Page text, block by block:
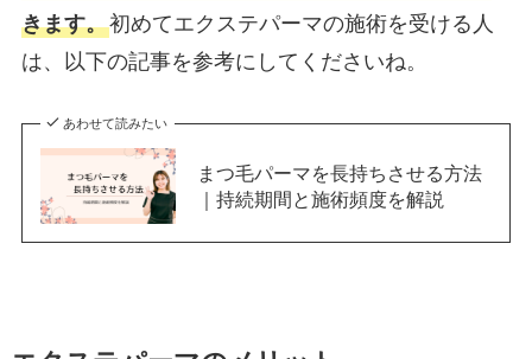
きます。初めてエクステパーマの施術を受ける人
は、以下の記事を参考にしてくださいね。
あわせて読みたい
まつ毛パーマを長持ちさせる方法
｜持続期間と施術頻度を解説